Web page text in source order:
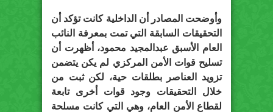
وأوضحت المصادر أن الداخلية كانت تؤكد أن
التحقيقات السابقة التي تمت بمعرفة النائب
العام الأسبق عبدالمجيد محمود، أظهرت أن
تسليح قوات الأمن المركزي لم يكن يتضمن
تزويد العناصر بطلقات حية، لكن ثبت من
خلال التحقيقات وجود قوات أخرى تابعة
لقطاع الأمن العام، وهي التي كانت مسلحة